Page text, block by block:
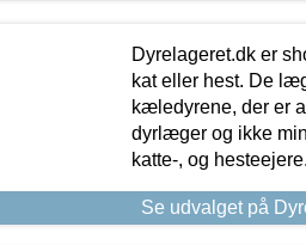
Dyrelageret.dk er
kat eller hest. De
kæledyrene, der er
dyrlæger og ikke
katte-, og
Se udvalget på